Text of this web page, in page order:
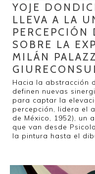
YOJE
LLEVA A LA
SOBRE LA
MILÁN
Hacia la abstracción
definen nuevas
para captar la
percepción, lidera el
de México, 1952), un
que van desde
la pintura hasta el